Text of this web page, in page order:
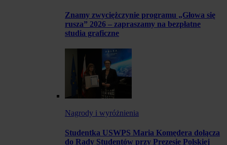
Znamy zwyciężczynie programu „Głowa się
rusza” 2026 – zapraszamy na bezpłatne
studia graficzne
Nagrody i wyróżnienia
Studentka USWPS Maria Komędera dołącza
do Rady Studentów przy Prezesie Polskiej